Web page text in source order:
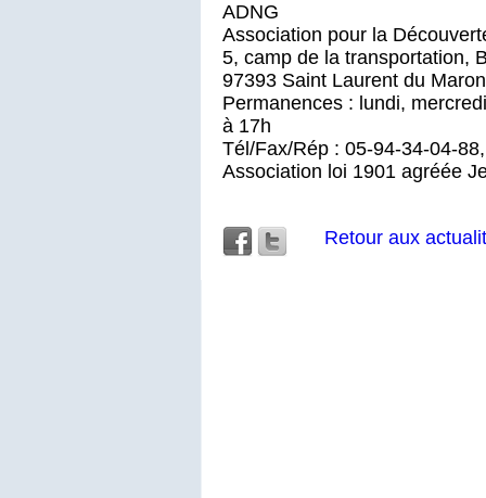
ADNG
Association pour la
5, camp de la transportation,
97393 Saint Laurent du
Permanences : lundi,
à 17h
Tél/Fax/Rép : 05-94-34-04-
Association loi 1901 agréée
Retour aux